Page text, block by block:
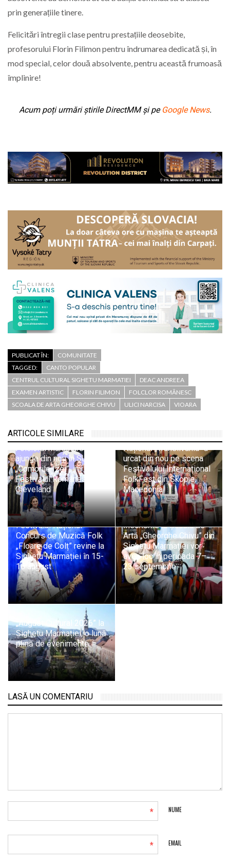
prin generațiile tinere.
Felicitări întregii clase pentru prestațiile deosebite,
profesorului Florin Filimon pentru îndrumarea dedicată și, în
mod special, celor două absolvente, pentru această frumoasă
împlinire!
Acum poți urmări știrile DirectMM și pe Google News.
PUBLICAT ÎN:
COMUNITATE
TAGGED:
CANTO POPULAR
CENTRUL CULTURAL SIGHETU MARMATIEI
DEAC ANDREEA
EXAMEN ARTISTIC
FLORIN FILIMON
FOLCLOR ROMÂNESC
SCOALA DE ARTA GHEORGHE CHIVU
ULICI NARCISA VIOARA
ARTICOLE SIMILARE
Folclorul maramureșean
ajunge din nou în SUA.
„Comorile Izei”, invitat la
Festivalul Românesc din
Cleveland
Ansamblul Folcloric
Național „Transilvania” a
urcat din nou pe scena
Festivalului Internațional
FolkFest din Skopje,
Macedonia
Festivalul Național
Concurs de Muzică Folk
„Floare de Colț” revine la
Sighetu Marmației în 15-
16 august
Înscrierile la Școala de
Artă „Gheorghe Chivu” din
Sighetu Marmației vor
avea loc în perioada 7–
23 septembrie
„August Cultural 2026” la
Sighetu Marmației, o lună
plină de evenimente
LASĂ UN COMENTARIU
NUME
*
EMAIL
*